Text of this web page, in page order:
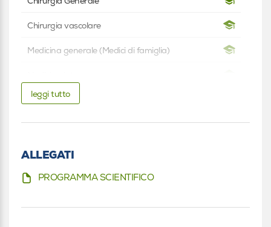
Chirurgia vascolare
Medicina generale (Medici di famiglia)
Radiodiagnostica
Fisioterapista
Fisioterapista
Iscritto nell'elenco speciale ad esaurimento
Infermiere
leggi tutto
ALLEGATI
PROGRAMMA SCIENTIFICO